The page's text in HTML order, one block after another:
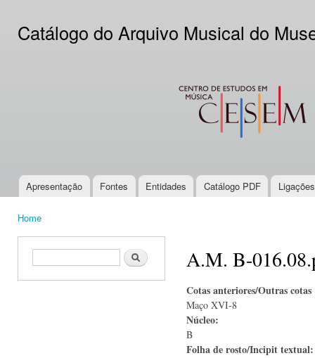
Catálogo do Arquivo Musical do
CESEM
Main menu
Apresentação Fontes Entidades Catálogo PDF
Home
Search form Search A.M. B-
Cotas anteriores/Outras
Maço XVI-8
Núcleo:
B
Folha de rosto/Incipit